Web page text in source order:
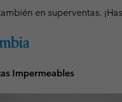
en superventas.
Impermeables